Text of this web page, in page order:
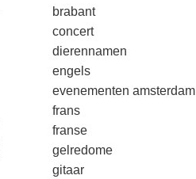
brabant
concert
dierennamen
engels
evenementen amsterdam
frans
franse
gelredome
gitaar